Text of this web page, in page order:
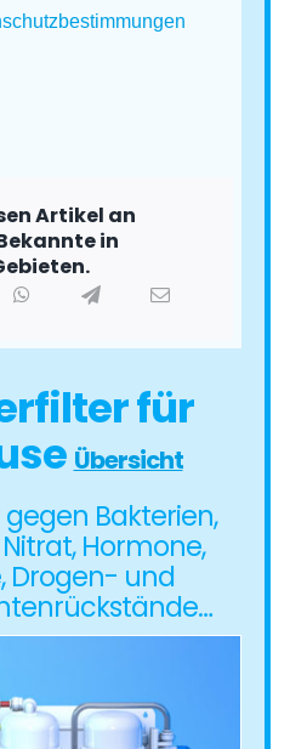
Artikel an
in
für
Übersicht
Bakterien,
Hormone,
Drogen- und